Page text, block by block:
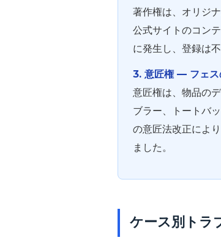
著作権は、オリジ
公式サイトのコン
に発生し、登録は
3. 意匠権 ― フェス
意匠権は、物品の
ブラー、トートバ
の意匠法改正によ
ました。
ケース別トラ